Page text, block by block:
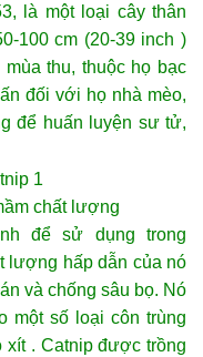
là một loại cây thân
100 cm (20-39 inch )
thu, thuộc họ bạc
đối với họ nhà mèo,
để huấn luyện sư tử,
chất lượng
để sử dụng trong
lượng hấp dẫn của nó
và chống sâu bọ. Nó
một số loại côn trùng
xít . Catnip được trồng